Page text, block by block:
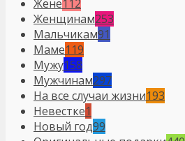
Жене112
Женщинам253
Мальчикам91
Маме119
Мужу158
Мужчинам297
На все случаи жизни193
Невестке1
Новый год99